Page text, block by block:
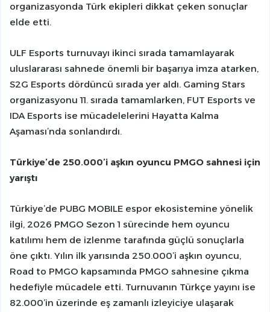
organizasyonda Türk ekipleri dikkat çeken sonuçlar
elde etti.
ULF Esports turnuvayı ikinci sırada tamamlayarak
uluslararası sahnede önemli bir başarıya imza atarken,
S2G Esports dördüncü sırada yer aldı. Gaming Stars
organizasyonu 11. sırada tamamlarken, FUT Esports ve
IDA Esports ise mücadelelerini Hayatta Kalma
Aşaması’nda sonlandırdı.
Türkiye’de 250.000’i aşkın oyuncu PMGO sahnesi için
yarıştı
Türkiye’de PUBG MOBILE espor ekosistemine yönelik
ilgi, 2026 PMGO Sezon 1 sürecinde hem oyuncu
katılımı hem de izlenme tarafında güçlü sonuçlarla
öne çıktı. Yılın ilk yarısında 250.000’i aşkın oyuncu,
Road to PMGO kapsamında PMGO sahnesine çıkma
hedefiyle mücadele etti. Turnuvanın Türkçe yayını ise
82.000’in üzerinde eş zamanlı izleyiciye ulaşarak